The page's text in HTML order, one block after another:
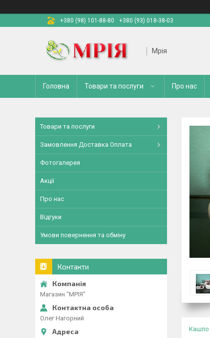
+380 (98) 101-88-80
+380 (93) 018-38-03
Мрія
Головна Товари та послуги Про нас
Кашпо
Товари та послуги
Замовлення Доставка Оплата
Фотогалерея
Акції
Про нас
Відгуки
Умови повернення та обміну
Контакти
Магазин "МРІЯ"
Олег Нагорний